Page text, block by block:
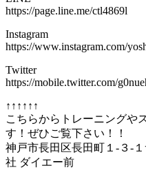
https://page.line.me/ctl4869l
Instagram
https://www.instagram.com/
Twitter
https://mobile.twitter.com/
↑↑↑↑↑↑
こちらからトレーニングや
す！ぜひご覧下さい！！
神戸市長田区長田町１-３-
社 ダイエー前